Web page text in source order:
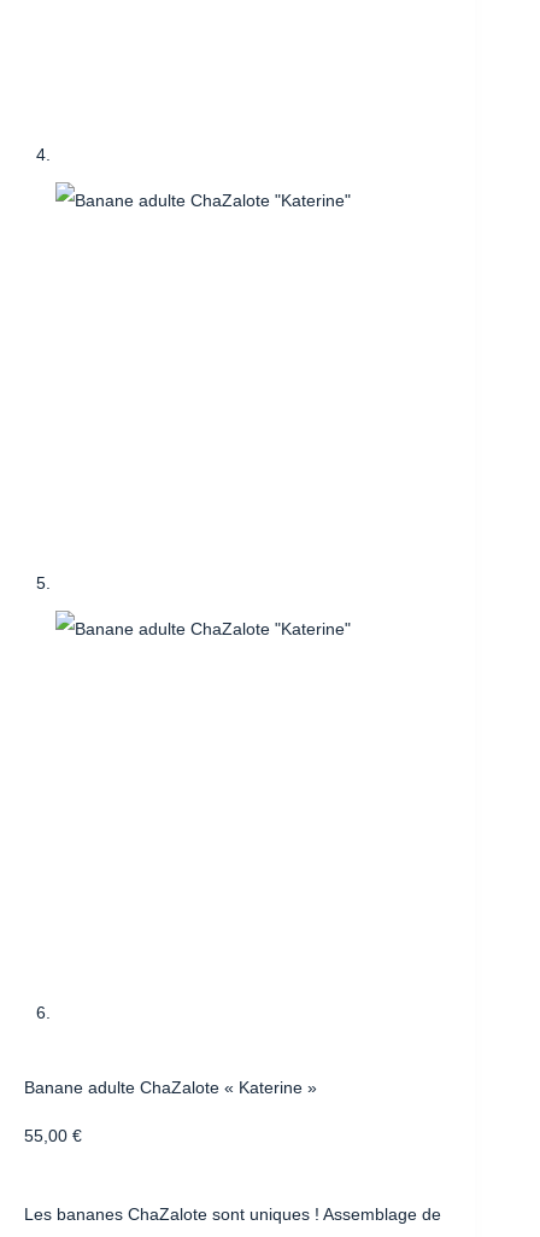
Banane adulte ChaZalote « Katerine »
55,00 €
Les bananes ChaZalote sont uniques ! Assemblage de